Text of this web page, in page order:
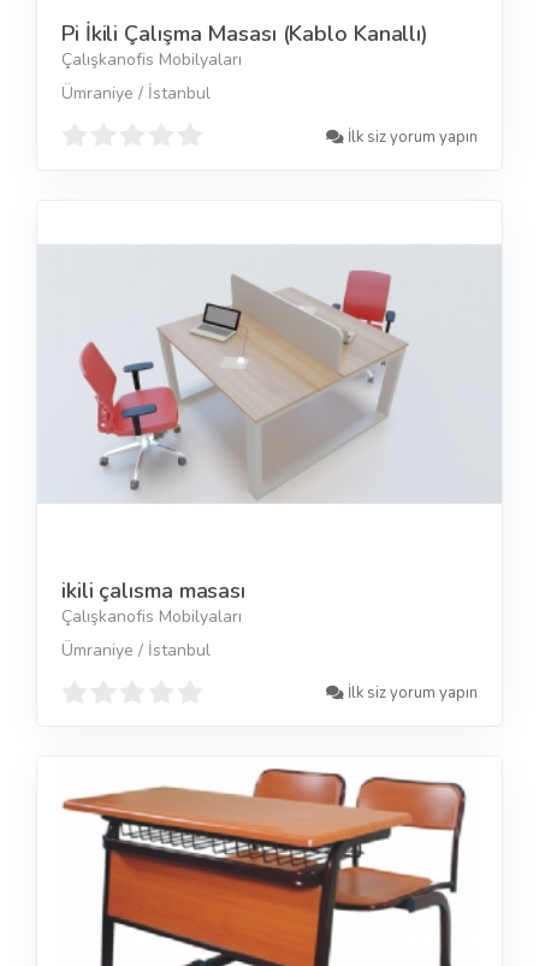
Pi İkili Çalışma Masası (Kablo Kanallı)
Çalışkanofis Mobilyaları
Ümraniye / İstanbul
İlk siz yorum yapın
ikili çalısma masası
Çalışkanofis Mobilyaları
Ümraniye / İstanbul
İlk siz yorum yapın